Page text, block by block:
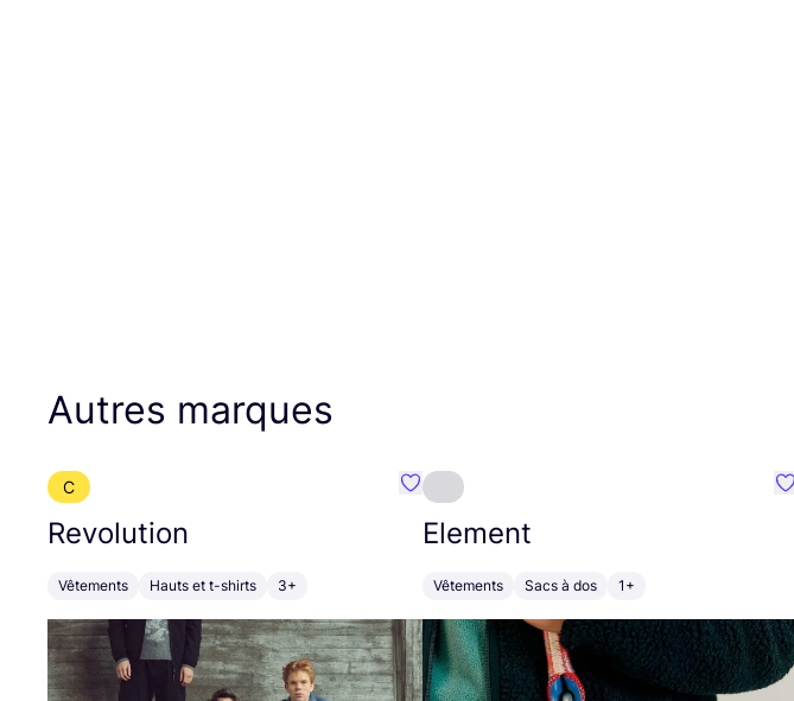
Autres marques
C
Revolution
Vêtements Hauts et t-shirts 3+
Préféré {nom}
Element
Vêtements Sacs à dos 1+